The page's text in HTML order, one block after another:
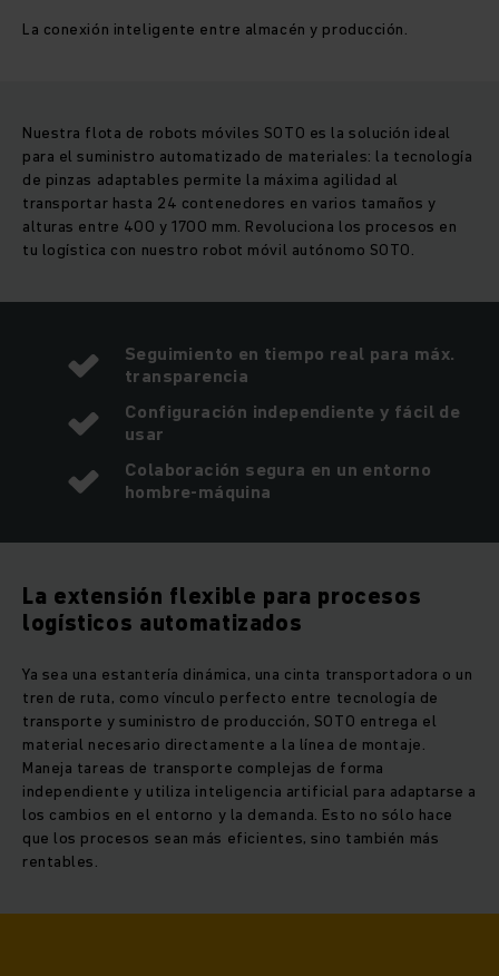
La conexión inteligente entre almacén y producción.
Nuestra flota de robots móviles SOTO es la solución ideal
para el suministro automatizado de materiales: la tecnología
de pinzas adaptables permite la máxima agilidad al
transportar hasta 24 contenedores en varios tamaños y
alturas entre 400 y 1700 mm. Revoluciona los procesos en
tu logística con nuestro robot móvil autónomo SOTO.
Seguimiento en tiempo real para máx.
transparencia
Configuración independiente y fácil de
usar
Colaboración segura en un entorno
hombre-máquina
La extensión flexible para procesos
logísticos automatizados
Ya sea una estantería dinámica, una cinta transportadora o un
tren de ruta, como vínculo perfecto entre tecnología de
transporte y suministro de producción, SOTO entrega el
material necesario directamente a la línea de montaje.
Maneja tareas de transporte complejas de forma
independiente y utiliza inteligencia artificial para adaptarse a
los cambios en el entorno y la demanda. Esto no sólo hace
que los procesos sean más eficientes, sino también más
rentables.